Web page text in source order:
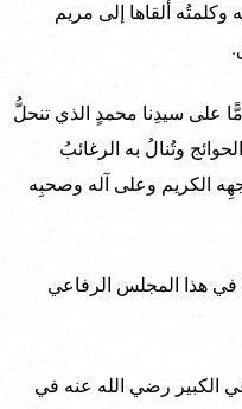
ألقاها إلى مريم
على سيدِنا محمدٍ الذي تنحلُّ
وتُنالُ به الرغائبُ
الكريم وعلى آله وصحبِه
في هذا المجلس الرفاعي
الكبير رضي الله عنه في